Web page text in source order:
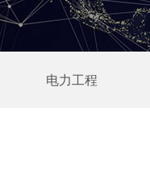
电力工程